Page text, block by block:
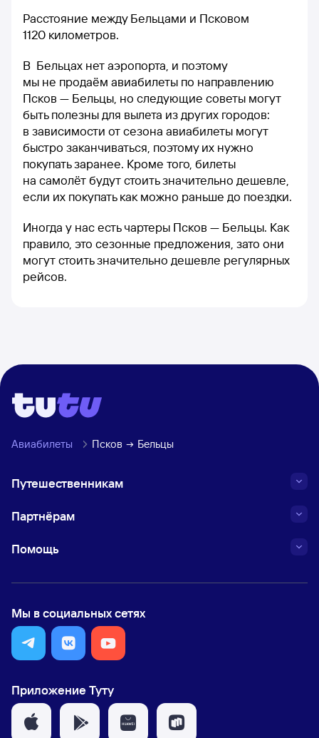
Расстояние между Бельцами и Псковом
1120 километров.
В Бельцах нет аэропорта, и поэтому
мы не продаём авиабилеты по направлению
Псков — Бельцы, но следующие советы могут
быть полезны для вылета из других городов:
в зависимости от сезона авиабилеты могут
быстро заканчиваться, поэтому их нужно
покупать заранее. Кроме того, билеты
на самолёт будут стоить значительно дешевле,
если их покупать как можно раньше до поездки.
Иногда у нас есть чартеры Псков — Бельцы. Как
правило, это сезонные предложения, зато они
могут стоить значительно дешевле регулярных
рейсов.
Авиабилеты Псков Бельцы
Путешественникам
Партнёрам
Помощь
Мы в социальных сетях
Приложение Туту